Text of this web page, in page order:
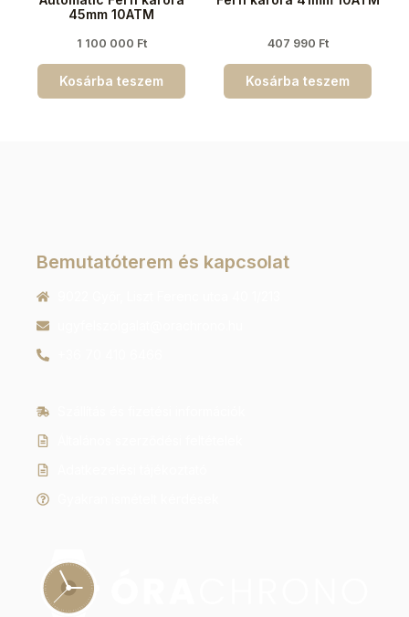
45mm 10ATM
1 100 000 Ft
Kosárba teszem
407 990 Ft
Kosárba teszem
Bemutatóterem és kapcsolat